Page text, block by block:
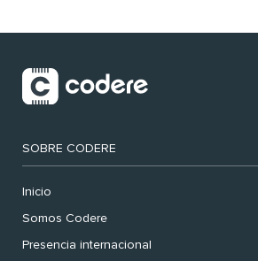
SOBRE CODERE
Inicio
Somos Codere
Presencia internacional